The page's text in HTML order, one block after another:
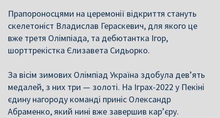
Прапороносцями на церемонії відкриття стануть
скелетоніст Владислав Гераскевич, для якого це
вже третя Олімпіада, та дебютантка Ігор,
шорттрекістка Єлизавета Сидьорко.
За вісім зимових Олімпіад Україна здобула дев’ять
медалей, з них три — золоті. На Іграх-2022 у Пекіні
єдину нагороду команді приніс Олександр
Абраменко, який нині вже завершив кар’єру.